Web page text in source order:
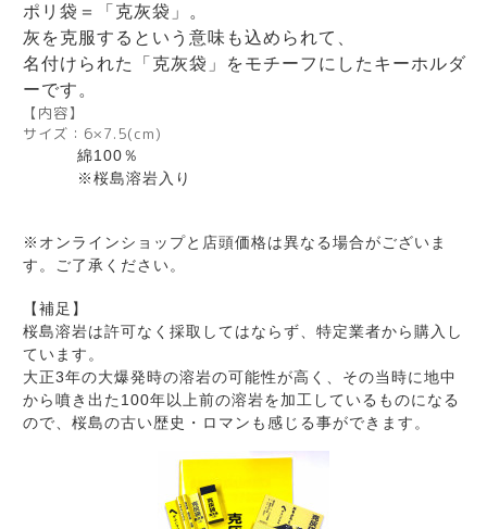
ポリ袋＝「克灰袋」。
灰を克服するという意味も込められて、
名付けられた「克灰袋」をモチーフにしたキーホルダ
ーです。
【内容】
サイズ：6×7.5(cm)
綿100％
※桜島溶岩入り
※オンラインショップと店頭価格は異なる場合がございま
す。ご了承ください。
【補足】
桜島溶岩は許可なく採取してはならず、特定業者から購入し
ています。
大正3年の大爆発時の溶岩の可能性が高く、その当時に地中
から噴き出た100年以上前の溶岩を加工しているものになる
ので、桜島の古い歴史・ロマンも感じる事ができます。